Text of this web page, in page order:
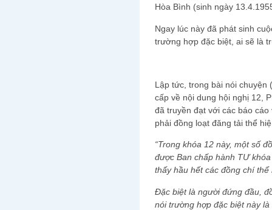
Hòa Bình (sinh ngày
Ngay lúc này đã phát sinh
trường hợp đặc biệt, ai sẽ là
Lập tức, trong bài nói chuyện
cấp về nội dung hội nghị 12,
đã truyền đạt với các báo
phải đồng loạt đăng tải thể
“Trong khóa 12 này, một số
được Ban chấp hành TƯ
thấy hầu hết các đồng chí
Đặc biệt là người đứng đầu,
nói trường hợp đặc biệt này